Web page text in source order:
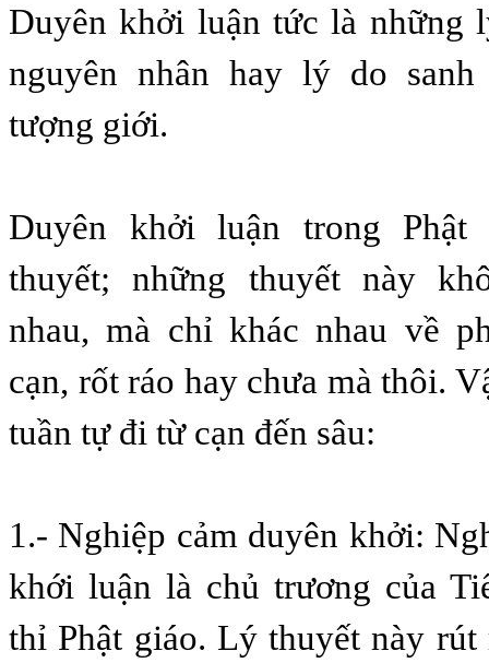
Duyên khởi luận tức là những
nguyên nhân hay lý do
tượng giới.
Duyên khởi luận trong Phật
thuyết; những thuyết này
nhau, mà chỉ khác nhau về
cạn, rốt ráo hay chưa mà thôi.
tuần tự đi từ cạn đến sâu:
1.- Nghiệp cảm duyên khởi:
khới luận là chủ trương của
thỉ Phật giáo. Lý thuyết này